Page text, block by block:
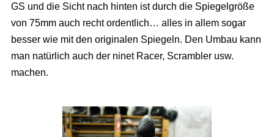
GS und die Sicht nach hinten ist durch die Spiegelgröße
von 75mm auch recht ordentlich… alles in allem sogar
besser wie mit den originalen Spiegeln. Den Umbau kann
man natürlich auch der ninet Racer, Scrambler usw.
machen.